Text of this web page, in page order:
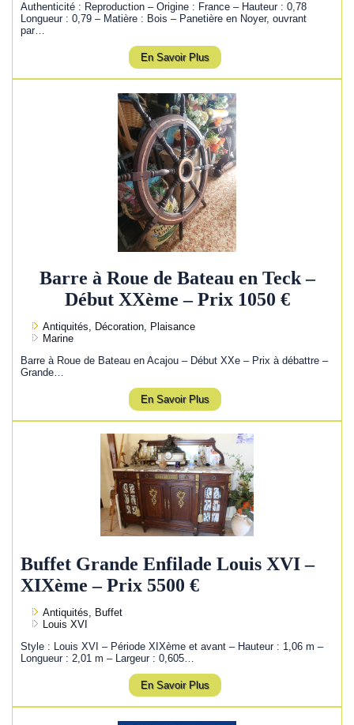
Authenticité : Reproduction – Origine : France – Hauteur : 0,78
Longueur : 0,79 – Matière : Bois – Panetière en Noyer, ouvrant
par…
En Savoir Plus
Barre à Roue de Bateau en Teck –
Début XXème – Prix 1050 €
Antiquités, Décoration, Plaisance
Marine
Barre à Roue de Bateau en Acajou – Début XXe – Prix à débattre –
Grande…
En Savoir Plus
Buffet Grande Enfilade Louis XVI –
XIXème – Prix 5500 €
Antiquités, Buffet
Louis XVI
Style : Louis XVI – Période XIXème et avant – Hauteur : 1,06 m –
Longueur : 2,01 m – Largeur : 0,605…
En Savoir Plus